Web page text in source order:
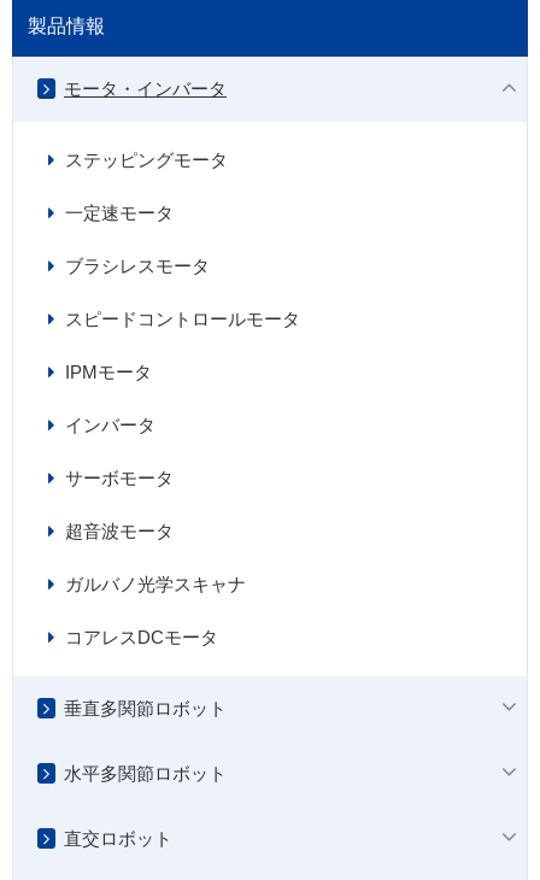
製品情報
モータ・インバータ
ステッピングモータ
一定速モータ
ブラシレスモータ
スピードコントロールモータ
IPMモータ
インバータ
サーボモータ
超音波モータ
ガルバノ光学スキャナ
コアレスDCモータ
垂直多関節ロボット
水平多関節ロボット
直交ロボット